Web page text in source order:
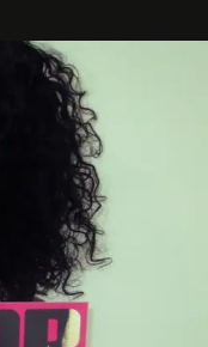
nieuwe adressen
lunches tot